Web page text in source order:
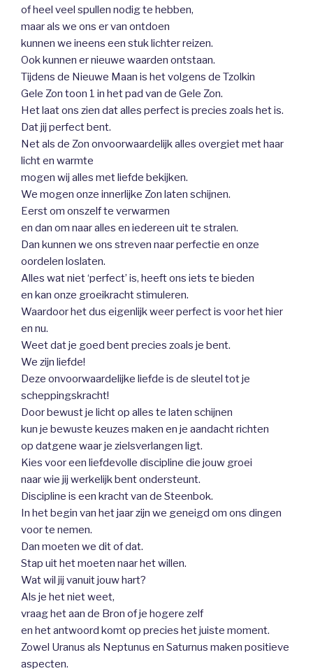
of heel veel spullen nodig te hebben,
maar als we ons er van ontdoen
kunnen we ineens een stuk lichter reizen.
Ook kunnen er nieuwe waarden ontstaan.
Tijdens de Nieuwe Maan is het volgens de Tzolkin
Gele Zon toon 1 in het pad van de Gele Zon.
Het laat ons zien dat alles perfect is precies zoals het is.
Dat jij perfect bent.
Net als de Zon onvoorwaardelijk alles overgiet met haar
licht en warmte
mogen wij alles met liefde bekijken.
We mogen onze innerlijke Zon laten schijnen.
Eerst om onszelf te verwarmen
en dan om naar alles en iedereen uit te stralen.
Dan kunnen we ons streven naar perfectie en onze
oordelen loslaten.
Alles wat niet ‘perfect’ is, heeft ons iets te bieden
en kan onze groeikracht stimuleren.
Waardoor het dus eigenlijk weer perfect is voor het hier
en nu.
Weet dat je goed bent precies zoals je bent.
We zijn liefde!
Deze onvoorwaardelijke liefde is de sleutel tot je
scheppingskracht!
Door bewust je licht op alles te laten schijnen
kun je bewuste keuzes maken en je aandacht richten
op datgene waar je zielsverlangen ligt.
Kies voor een liefdevolle discipline die jouw groei
naar wie jij werkelijk bent ondersteunt.
Discipline is een kracht van de Steenbok.
In het begin van het jaar zijn we geneigd om ons dingen
voor te nemen.
Dan moeten we dit of dat.
Stap uit het moeten naar het willen.
Wat wil jij vanuit jouw hart?
Als je het niet weet,
vraag het aan de Bron of je hogere zelf
en het antwoord komt op precies het juiste moment.
Zowel Uranus als Neptunus en Saturnus maken positieve
aspecten.